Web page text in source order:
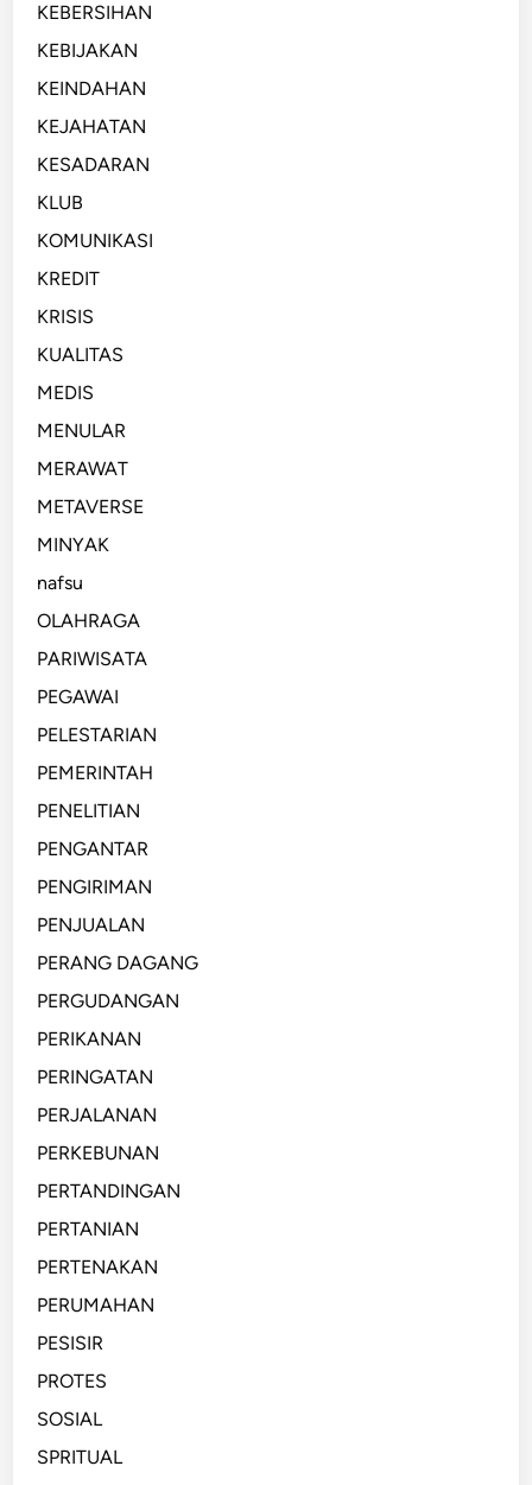
KEBERSIHAN
KEBIJAKAN
KEINDAHAN
KEJAHATAN
KESADARAN
KLUB
KOMUNIKASI
KREDIT
KRISIS
KUALITAS
MEDIS
MENULAR
MERAWAT
METAVERSE
MINYAK
nafsu
OLAHRAGA
PARIWISATA
PEGAWAI
PELESTARIAN
PEMERINTAH
PENELITIAN
PENGANTAR
PENGIRIMAN
PENJUALAN
PERANG DAGANG
PERGUDANGAN
PERIKANAN
PERINGATAN
PERJALANAN
PERKEBUNAN
PERTANDINGAN
PERTANIAN
PERTENAKAN
PERUMAHAN
PESISIR
PROTES
SOSIAL
SPRITUAL